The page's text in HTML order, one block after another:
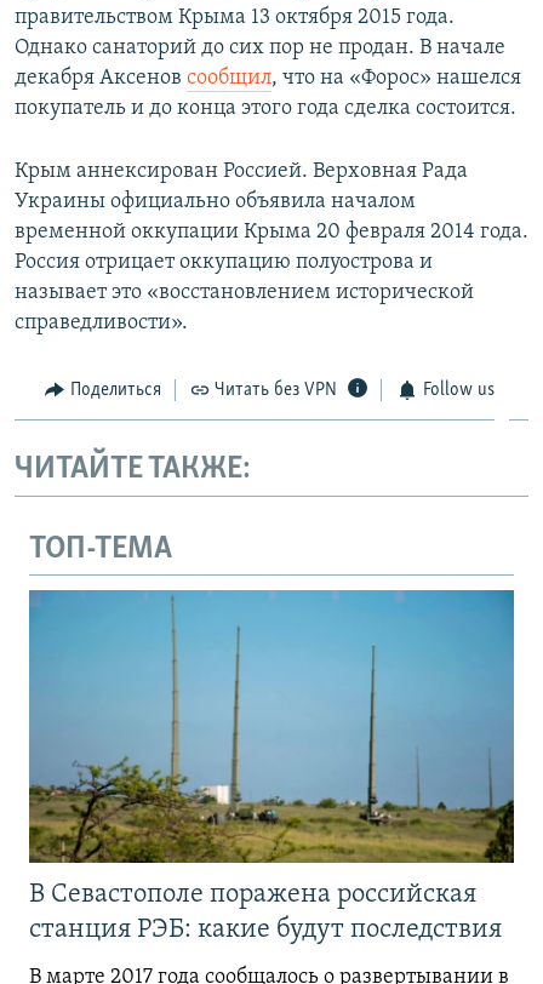
правительством Крыма 13 октября 2015 года.
Однако санаторий до сих пор не продан. В начале
декабря Аксенов сообщил, что на «Форос» нашелся
покупатель и до конца этого года сделка состоится.
Крым аннексирован Россией. Верховная Рада
Украины официально объявила началом
временной оккупации Крыма 20 февраля 2014 года.
Россия отрицает оккупацию полуострова и
называет это «восстановлением исторической
справедливости».
Поделиться Читать без VPN Follow us
ЧИТАЙТЕ ТАКЖЕ:
ТОП-ТЕМА
В Севастополе поражена российская
станция РЭБ: какие будут последствия
В марте 2017 года сообщалось о развертывании в